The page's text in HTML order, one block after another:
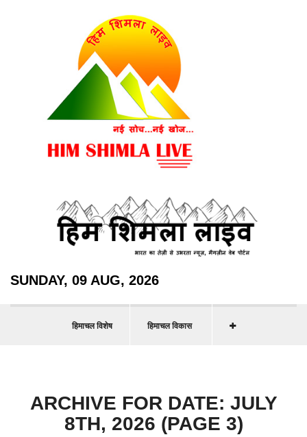
SUNDAY, 09 AUG, 2026
हिमाचल विशेष हिमाचल विकास
ARCHIVE FOR DATE: JULY
8TH, 2026 (PAGE 3)